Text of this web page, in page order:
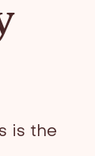
is the